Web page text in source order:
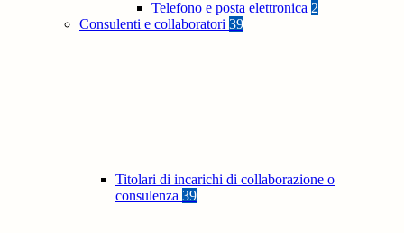
Telefono e posta elettronica 2
Consulenti e collaboratori 39
Titolari di incarichi di collaborazione o
consulenza 39